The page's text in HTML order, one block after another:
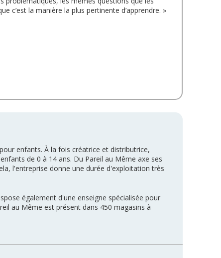
c’est la manière la plus pertinente d’apprendre. »
enfants. À la fois créatrice et distributrice,
de 0 à 14 ans. Du Pareil au Même axe ses
l'entreprise donne une durée d'exploitation très
également d'une enseigne spécialisée pour
au Même est présent dans 450 magasins à